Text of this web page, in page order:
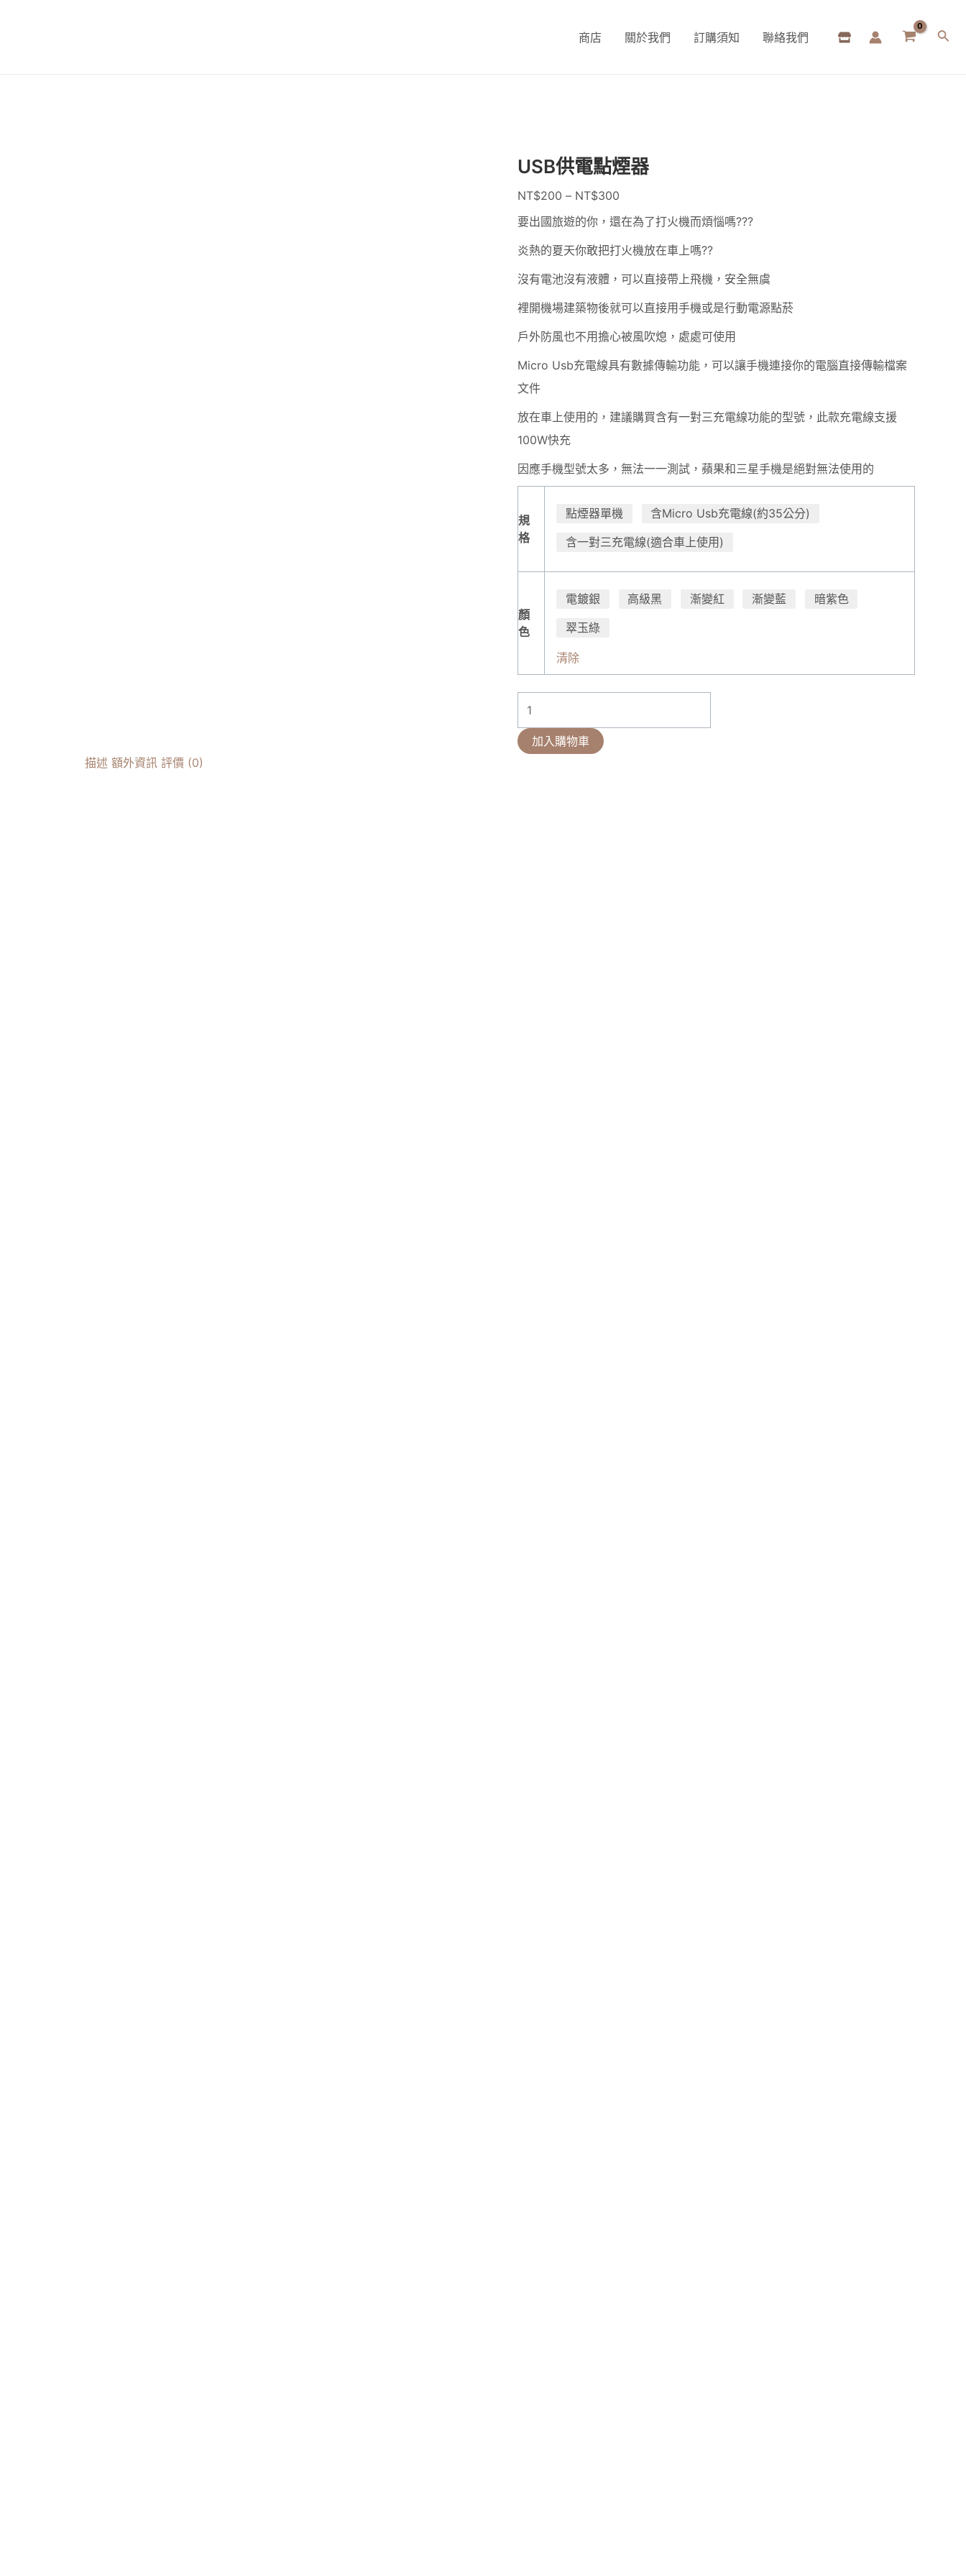
商店 關於我們 訂購須知 聯絡我們
搜
USB供電點煙器
NT$200 – NT$300
要出國旅遊的你，還在為了打火機而煩惱嗎???
炎熱的夏天你敢把打火機放在車上嗎??
沒有電池沒有液體，可以直接帶上飛機，安全無虞
裡開機場建築物後就可以直接用手機或是行動電源點菸
戶外防風也不用擔心被風吹熄，處處可使用
Micro Usb充電線具有數據傳輸功能，可以讓手機連接你的電腦直接傳輸檔案
文件
放在車上使用的，建議購買含有一對三充電線功能的型號，此款充電線支援
100W快充
因應手機型號太多，無法一一測試，蘋果和三星手機是絕對無法使用的
規
格
點煙器單機
含Micro Usb充電線(約35公分)
含一對三充電線(適合車上使用)
顏
色
電鍍銀 高級黑 漸變紅 漸變藍
暗紫色
翠玉綠
清除
加入購物車
描述 額外資訊 評價 (0)